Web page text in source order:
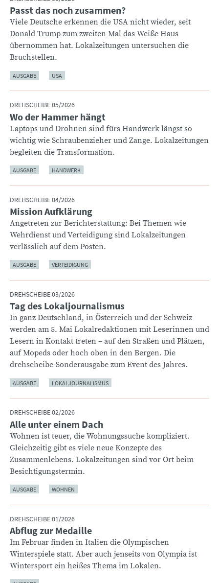
:Passt das noch zusammen?
Viele Deutsche erkennen die USA nicht wieder, seit
Donald Trump zum zweiten Mal das Weiße Haus
übernommen hat. Lokalzeitungen untersuchen die
Bruchstellen.
AUSGABE USA
DREHSCHEIBE 05/2026
:Wo der Hammer hängt
Laptops und Drohnen sind fürs Handwerk längst so
wichtig wie Schraubenzieher und Zange. Lokalzeitungen
begleiten die Transformation.
AUSGABE HANDWERK
DREHSCHEIBE 04/2026
:Mission Aufklärung
Angetreten zur Berichterstattung: Bei Themen wie
Wehrdienst und Verteidigung sind Lokalzeitungen
verlässlich auf dem Posten.
AUSGABE VERTEIDIGUNG
DREHSCHEIBE 03/2026
:Tag des Lokaljournalismus
In ganz Deutschland, in Österreich und der Schweiz
werden am 5. Mai Lokalredaktionen mit Leserinnen und
Lesern in Kontakt treten – auf den Straßen und Plätzen,
auf Mopeds oder hoch oben in den Bergen. Die
drehscheibe-Sonderausgabe zum Event des Jahres.
AUSGABE LOKALJOURNALISMUS
DREHSCHEIBE 02/2026
:
Alle unter einem Dach
Wohnen ist teuer, die Wohnungssuche kompliziert.
Gleichzeitig gibt es viele neue Konzepte des
Zusammenlebens. Lokalzeitungen sind vor Ort beim
Besichtigungstermin.
AUSGABE WOHNEN
DREHSCHEIBE 01/2026
:
Abflug zur Medaille
Im Februar finden in Italien die Olympischen
Winterspiele statt. Aber auch jenseits von Olympia ist
Wintersport ein heißes Thema im Lokalen.